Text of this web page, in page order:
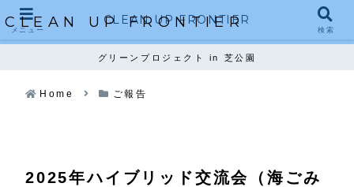
CLEAN UP FRONTIER
グリーンプロジェクト in 芝公園
Home ご報告
2025年ハイブリッド交流会（海ごみ
メニュー
CLEAN UP FRONTIER
検索